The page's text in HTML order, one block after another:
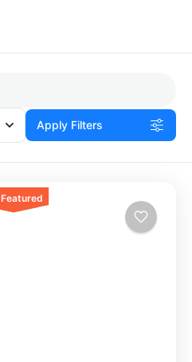
Apply Filters
Featured